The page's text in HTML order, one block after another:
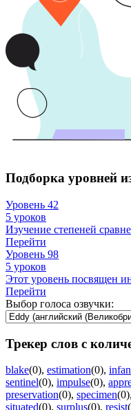
Подборка уровней
Уровень 42
5 уроков
Изучение степеней
Перейти
Уровень 98
5 уроков
Этот уровень посвящен
Перейти
Выбор голоса озвучки:
Трекер слов с
blake(0), estimation(0),
sentinel(0), impulse(0),
preservation(0), specimen(0),
situated(0), surplus(0), resist